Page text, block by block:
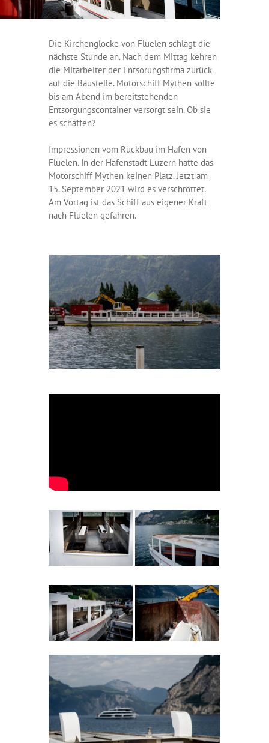
Die Kirchenglocke von Flüelen schlägt die
nächste Stunde an. Nach dem Mittag kehren
die Mitarbeiter der Entsorungsfirma zurück
auf die Baustelle. Motorschiff Mythen sollte
bis am Abend im bereitstehenden
Entsorgungscontainer versorgt sein. Ob sie
es schaffen?
Impressionen vom Rückbau im Hafen von
Flüelen. In der Hafenstadt Luzern hatte das
Motorschiff Mythen keinen Platz. Jetzt am
15. September 2021 wird es verschrottet.
Am Vortag ist das Schiff aus eigener Kraft
nach Flüelen gefahren.